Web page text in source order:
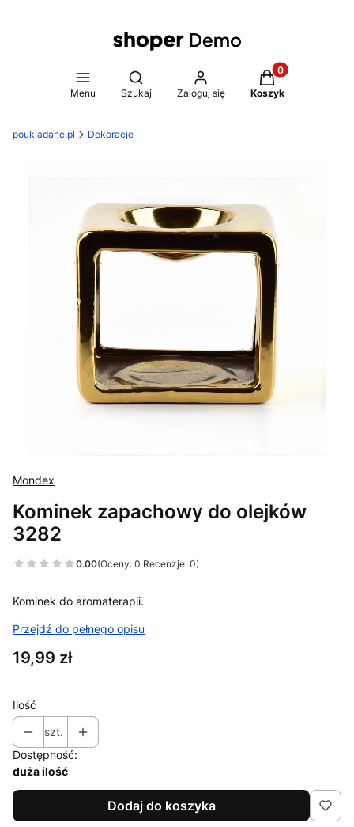
Menu
Otwórz wyszukiwarkę
Szukaj Zaloguj się
Produkty w
Koszyk
poukladane.pl Dekoracje
Mondex
Kominek zapachowy do olejków
3282
0.00(Oceny: 0 Recenzje: 0)
Kominek do aromaterapii.
Przejdź do pełnego opisu
Cena
19,99 zł
Ilość
szt.
Dostępność:
duża ilość
Dodaj do koszyka